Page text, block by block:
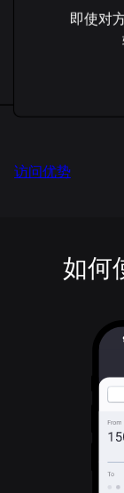
即使对
访问优势
如何